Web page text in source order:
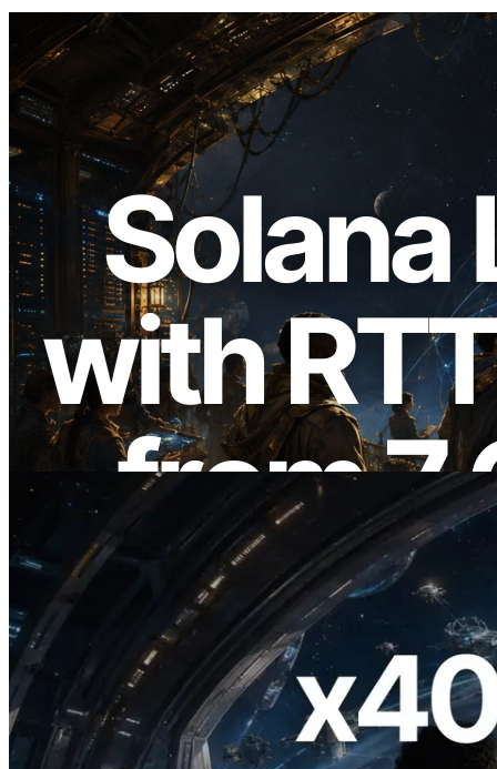
2026.08.05
ERPC расширяет Solana Leader Slot
API измерением ping из 7 глобальных
регионов — также запущен Validators
Information API
Читать статью
2026.07.04